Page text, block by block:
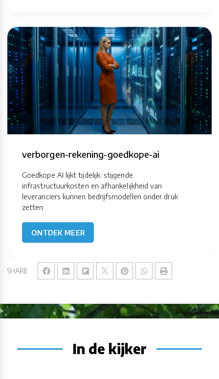
SHARE
verborgen-rekening-goedkope-ai
Goedkope AI lijkt tijdelijk: stijgende
infrastructuurkosten en afhankelijkheid van
leveranciers kunnen bedrijfsmodellen onder druk
zetten.
ONTDEK MEER
In de kijker